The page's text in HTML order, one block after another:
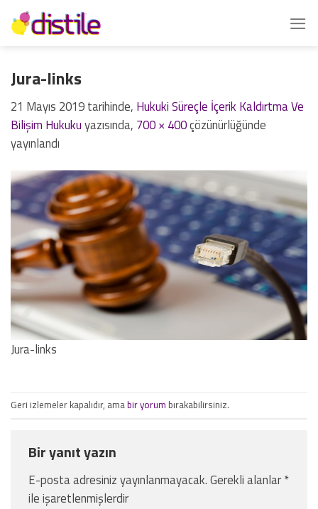
İçeriğe
atla
Jura-links
21 Mayıs 2019tarihinde, Hukuki Süreçle İçerik Kaldırtma Ve
Bilişim Hukukuyazısında, 700 × 400çözünürlüğünde
yayınlandı
Jura-links
Geri izlemeler kapalıdır, amabir yorum bırakabilirsiniz.
Bir yanıt yazın
E-posta adresiniz yayınlanmayacak.Gerekli alanlar*
ile işaretlenmişlerdir